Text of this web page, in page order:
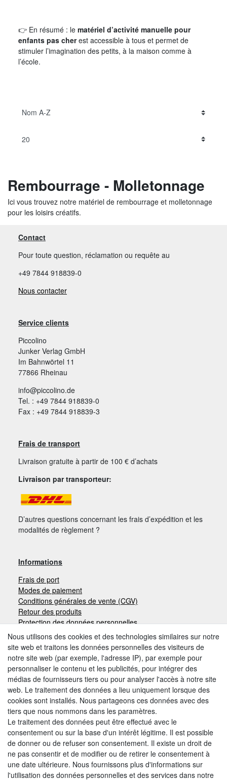
👉 En résumé : le matériel d’activité manuelle pour
enfants pas cherest accessible à tous et permet de
stimuler l’imagination des petits, à la maison comme à
l’école.
Rembourrage - Molletonnage
Ici vous trouvez notre matériel de rembourrage et molletonnage
pour les loisirs créatifs.
Contact
Pour toute question, réclamation ou requête au
+49 7844 918839-0
Nous contacter
Service clients
Piccolino
Junker Verlag GmbH
Im Bahnwörtel 11
77866 Rheinau
info@piccolino.de
Tel. : +49 7844 918839-0
Fax : +49 7844 918839-3
Frais de transport
Livraison gratuite à partir de 100 € d’achats
Livraison par transporteur:
D’autres questions concernant les frais d’expédition et les
modalités de règlement ?
Informations
Frais de port
Modes de paiement
Conditions générales de vente (CGV)
Retour des produits
Protection des données personnelles
Mentions légales
Moyens de paiement
Autres modes de paiement:
Paiement à réception de facture
Paiement anticipé
Nous trouver
Nous utilisons des cookies et des technologies similaires sur notre
site web et traitons les données personnelles des visiteurs de
notre site web (par exemple, l'adresse IP), par exemple pour
personnaliser le contenu et les publicités, pour intégrer des
médias de fournisseurs tiers ou pour analyser l'accès à notre site
web. Le traitement des données a lieu uniquement lorsque des
cookies sont installés. Nous partageons ces données avec des
tiers que nous nommons dans les paramètres.
Le traitement des données peut être effectué avec le
consentement ou sur la base d'un intérêt légitime. Il est possible
de donner ou de refuser son consentement. Il existe un droit de
ne pas consentir et de modifier ou de retirer le consentement à
une date ultérieure. Nous fournissons plus d'informations sur
l'utilisation des données personnelles et des services dans notre